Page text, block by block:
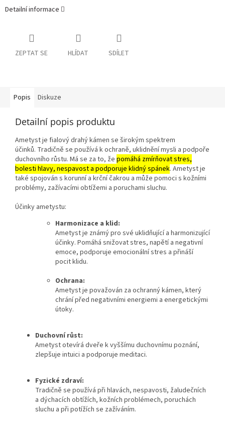
Detailní informace
ZEPTAT SE HLÍDAT SDÍLET
Popis Diskuze
Detailní popis produktu
Ametyst je fialový drahý kámen se širokým spektrem
účinků. Tradičně se používá k ochraně, uklidnění mysli a podpoře
duchovního růstu. Má se za to, že pomáhá zmírňovat stres,
bolesti hlavy, nespavost a podporuje klidný spánek. Ametyst je
také spojován s korunní a krční čakrou a může pomoci s kožními
problémy, zažívacími obtížemi a poruchami sluchu.
Účinky ametystu:
Harmonizace a klid:
Ametyst je známý pro své uklidňující a harmonizující
účinky. Pomáhá snižovat stres, napětí a negativní
emoce, podporuje emocionální stres a přináší
pocit klidu.
Ochrana:
Ametyst je považován za ochranný kámen, který
chrání před negativními energiemi a energetickými
útoky.
Duchovní růst:
Ametyst otevírá dveře k vyššímu duchovnímu poznání,
zlepšuje intuici a podporuje meditaci.
Fyzické zdraví:
Tradičně se používá při hlavách, nespavosti, žaludečních
a dýchacích obtížích, kožních problémech, poruchách
sluchu a při potížích se zažíváním.